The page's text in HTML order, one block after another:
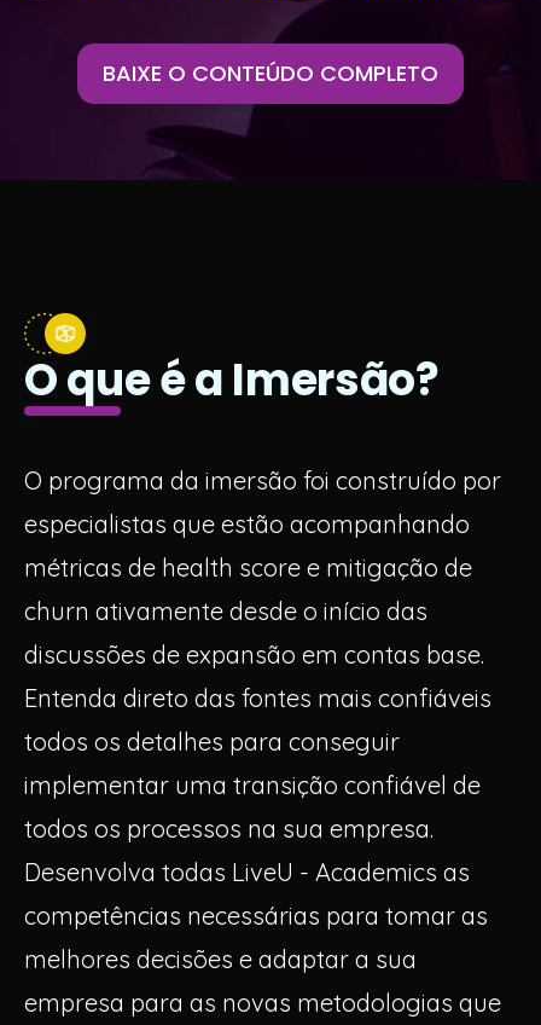
BAIXE O CONTEÚDO COMPLETO
O que é a Imersão?
O programa da imersão foi construído por
especialistas que estão acompanhando
métricas de health score e mitigação de
churn ativamente desde o início das
discussões de expansão em contas base.
Entenda direto das fontes mais confiáveis
todos os detalhes para conseguir
implementar uma transição confiável de
todos os processos na sua empresa.
Desenvolva todas LiveU - Academics as
competências necessárias para tomar as
melhores decisões e adaptar a sua
empresa para as novas metodologias que